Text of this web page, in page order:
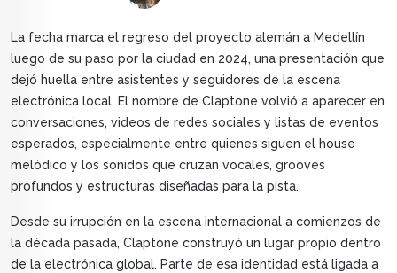
La fecha marca el regreso del proyecto alemán a Medellín
luego de su paso por la ciudad en 2024, una presentación que
dejó huella entre asistentes y seguidores de la escena
electrónica local. El nombre de Claptone volvió a aparecer en
conversaciones, videos de redes sociales y listas de eventos
esperados, especialmente entre quienes siguen el house
melódico y los sonidos que cruzan vocales, grooves
profundos y estructuras diseñadas para la pista.
Desde su irrupción en la escena internacional a comienzos de
la década pasada, Claptone construyó un lugar propio dentro
de la electrónica global. Parte de esa identidad está ligada a